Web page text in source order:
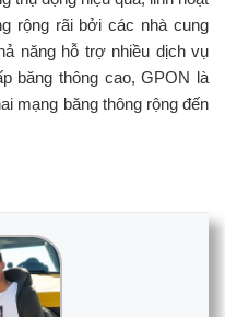
rộng rãi bởi các nhà cung
năng hỗ trợ nhiều dịch vụ
băng thông cao, GPON là
mạng băng thông rộng đến